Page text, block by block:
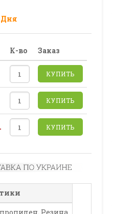
Дня
К-во Заказ
КУПИТЬ
КУПИТЬ
КУПИТЬ
Резина